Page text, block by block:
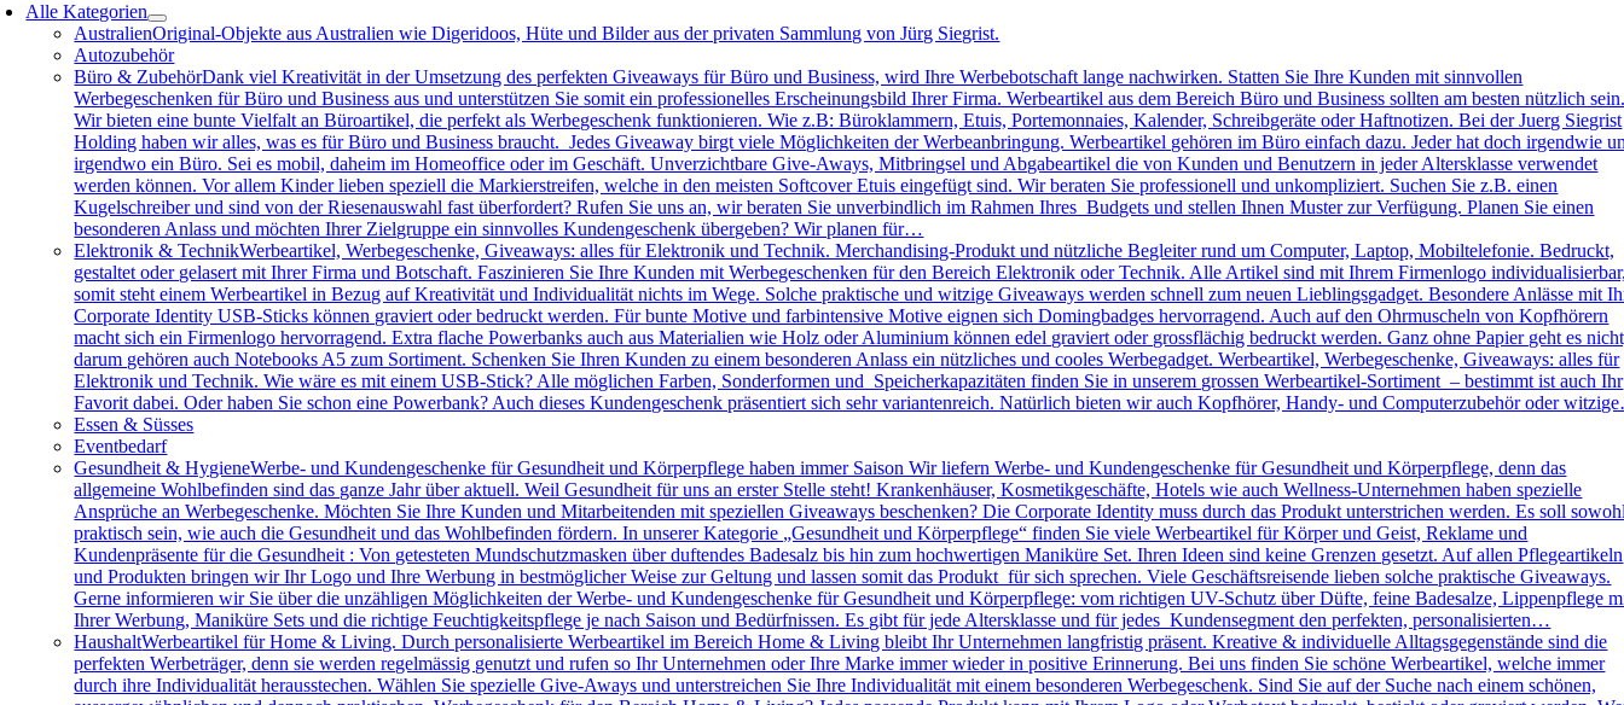
Alle Kategorien
AustralienOriginal-Objekte aus Australien wie Digeridoos, Hüte und Bilder aus der privaten Sammlung von Jürg Siegrist.
Autozubehör
Büro & ZubehörDank viel Kreativität in der Umsetzung des perfekten Giveaways für Büro und Business, wird Ihre Werbebotschaft lange nachwirken. Statten Sie Ihre Kunden mit sinnvollen
Werbegeschenken für Büro und Business aus und unterstützen Sie somit ein professionelles Erscheinungsbild Ihrer Firma. Werbeartikel aus dem Bereich Büro und Business sollten am besten nützlich
Wir bieten eine bunte Vielfalt an Büroartikel, die perfekt als Werbegeschenk funktionieren. Wie z.B: Büroklammern, Etuis, Portemonnaies, Kalender, Schreibgeräte oder Haftnotizen. Bei der Juerg Siegrist
Holding haben wir alles, was es für Büro und Business braucht. Jedes Giveaway birgt viele Möglichkeiten der Werbeanbringung. Werbeartikel gehören im Büro einfach dazu. Jeder hat doch irgendwie
irgendwo ein Büro. Sei es mobil, daheim im Homeoffice oder im Geschäft. Unverzichtbare Give-Aways, Mitbringsel und Abgabeartikel die von Kunden und Benutzern in jeder Altersklasse verwendet
werden können. Vor allem Kinder lieben speziell die Markierstreifen, welche in den meisten Softcover Etuis eingefügt sind. Wir beraten Sie professionell und unkompliziert. Suchen Sie z.B. einen
Kugelschreiber und sind von der Riesenauswahl fast überfordert? Rufen Sie uns an, wir beraten Sie unverbindlich im Rahmen Ihres Budgets und stellen Ihnen Muster zur Verfügung. Planen Sie einen
besonderen Anlass und möchten Ihrer Zielgruppe ein sinnvolles Kundengeschenk übergeben? Wir planen für…
Elektronik & TechnikWerbeartikel, Werbegeschenke, Giveaways: alles für Elektronik und Technik. Merchandising-Produkt und nützliche Begleiter rund um Computer, Laptop, Mobiltelefonie. Bedruckt,
gestaltet oder gelasert mit Ihrer Firma und Botschaft. Faszinieren Sie Ihre Kunden mit Werbegeschenken für den Bereich Elektronik oder Technik. Alle Artikel sind mit Ihrem Firmenlogo
somit steht einem Werbeartikel in Bezug auf Kreativität und Individualität nichts im Wege. Solche praktische und witzige Giveaways werden schnell zum neuen Lieblingsgadget. Besondere Anlässe mit
Corporate Identity USB-Sticks können graviert oder bedruckt werden. Für bunte Motive und farbintensive Motive eignen sich Domingbadges hervorragend. Auch auf den Ohrmuscheln von Kopfhörern
macht sich ein Firmenlogo hervorragend. Extra flache Powerbanks auch aus Materialien wie Holz oder Aluminium können edel graviert oder grossflächig bedruckt werden. Ganz ohne Papier geht es
darum gehören auch Notebooks A5 zum Sortiment. Schenken Sie Ihren Kunden zu einem besonderen Anlass ein nützliches und cooles Werbegadget. Werbeartikel, Werbegeschenke, Giveaways: alles für
Elektronik und Technik. Wie wäre es mit einem USB-Stick? Alle möglichen Farben, Sonderformen und Speicherkapazitäten finden Sie in unserem grossen Werbeartikel-Sortiment – bestimmt ist auch Ihr
Favorit dabei. Oder haben Sie schon eine Powerbank? Auch dieses Kundengeschenk präsentiert sich sehr variantenreich. Natürlich bieten wir auch Kopfhörer, Handy- und Computerzubehör oder
Essen & Süsses
Eventbedarf
Gesundheit & HygieneWerbe- und Kundengeschenke für Gesundheit und Körperpflege haben immer Saison Wir liefern Werbe- und Kundengeschenke für Gesundheit und Körperpflege, denn das
allgemeine Wohlbefinden sind das ganze Jahr über aktuell. Weil Gesundheit für uns an erster Stelle steht! Krankenhäuser, Kosmetikgeschäfte, Hotels wie auch Wellness-Unternehmen haben spezielle
Ansprüche an Werbegeschenke. Möchten Sie Ihre Kunden und Mitarbeitenden mit speziellen Giveaways beschenken? Die Corporate Identity muss durch das Produkt unterstrichen werden. Es soll
praktisch sein, wie auch die Gesundheit und das Wohlbefinden fördern. In unserer Kategorie „Gesundheit und Körperpflege“ finden Sie viele Werbeartikel für Körper und Geist, Reklame und
Kundenpräsente für die Gesundheit : Von getesteten Mundschutzmasken über duftendes Badesalz bis hin zum hochwertigen Maniküre Set. Ihren Ideen sind keine Grenzen gesetzt. Auf allen Pflegeartikeln
und Produkten bringen wir Ihr Logo und Ihre Werbung in bestmöglicher Weise zur Geltung und lassen somit das Produkt für sich sprechen. Viele Geschäftsreisende lieben solche praktische Giveaways.
Gerne informieren wir Sie über die unzähligen Möglichkeiten der Werbe- und Kundengeschenke für Gesundheit und Körperpflege: vom richtigen UV-Schutz über Düfte, feine Badesalze, Lippenpflege
Ihrer Werbung, Maniküre Sets und die richtige Feuchtigkeitspflege je nach Saison und Bedürfnissen. Es gibt für jede Altersklasse und für jedes Kundensegment den perfekten, personalisierten…
HaushaltWerbeartikel für Home & Living. Durch personalisierte Werbeartikel im Bereich Home & Living bleibt Ihr Unternehmen langfristig präsent. Kreative & individuelle Alltagsgegenstände sind die
perfekten Werbeträger, denn sie werden regelmässig genutzt und rufen so Ihr Unternehmen oder Ihre Marke immer wieder in positive Erinnerung. Bei uns finden Sie schöne Werbeartikel, welche immer
durch ihre Individualität herausstechen. Wählen Sie spezielle Give-Aways und unterstreichen Sie Ihre Individualität mit einem besonderen Werbegeschenk. Sind Sie auf der Suche nach einem schönen,